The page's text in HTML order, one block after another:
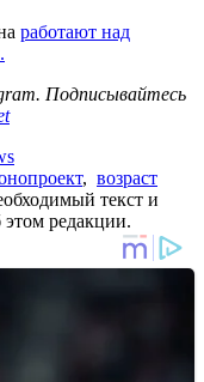
работают над
Подписывайтесь
, возраст
текст и
редакции.